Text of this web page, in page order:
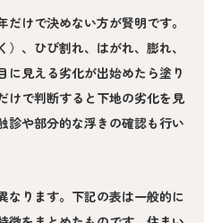
けで決めない方が賢明です。
、ひび割れ、はがれ、膨れ、
に見える劣化が出始めたら塗り
けで判断すると下地の劣化を見
診や部分的な浮きの確認も行い
なります。下記の表は一般的に